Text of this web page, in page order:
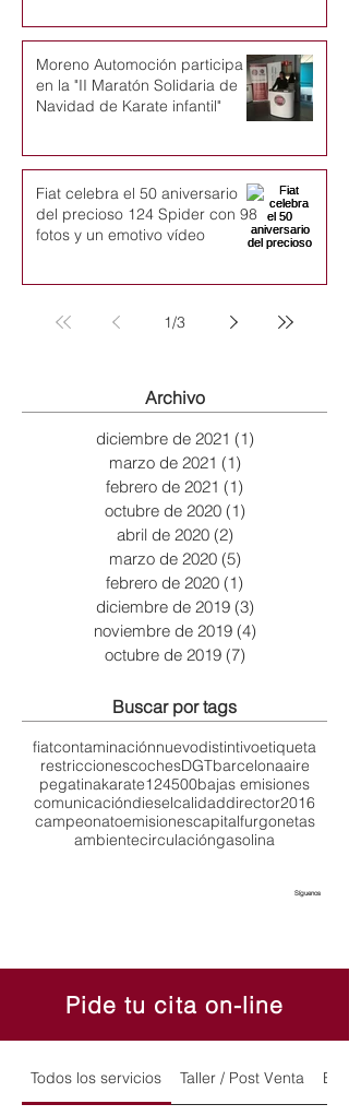
Moreno Automoción participa
en la "II Maratón Solidaria de
Navidad de Karate infantil"
Fiat celebra el 50 aniversario
del precioso 124 Spider con 98
fotos y un emotivo vídeo
1/3
Archivo
diciembre de 2021 (1)1 entrada
marzo de 2021 (1)1 entrada
febrero de 2021 (1)
octubre de 2020 (1)1 entrada
abril de 2020 (2)2 entradas
marzo de 2020 (5)5 entradas
febrero de 2020 (1)
diciembre de 2019 (3)3 entradas
noviembre de 2019 (4)4 entradas
octubre de 2019 (7)7 entradas
Buscar por tags
Síguenos
fiatcontaminaciónnuevodistintivoetiqueta
restriccionescochesDGTbarcelonaaire
pegatinakarate124500bajas emisiones
comunicacióndieselcalidaddirector2016
campeonatoemisionescapitalfurgonetas
ambientecirculacióngasolina
Todos los servicios Taller / Post Venta
Pide tu cita on-line